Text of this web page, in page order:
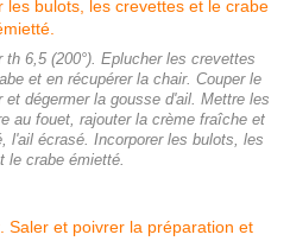
6,5 (200°). Eplucher les crevettes
et en récupérer la chair. Couper le
dégermer la gousse d'ail. Mettre les
au fouet, rajouter la crème fraîche et
l'ail écrasé. Incorporer les bulots, les
le crabe émietté.